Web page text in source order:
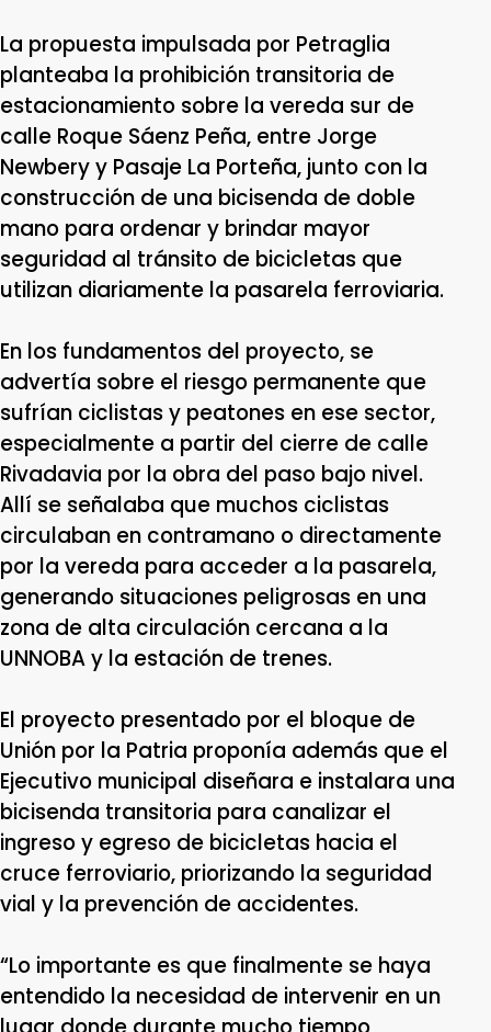
La propuesta impulsada por Petraglia
planteaba la prohibición transitoria de
estacionamiento sobre la vereda sur de
calle Roque Sáenz Peña, entre Jorge
Newbery y Pasaje La Porteña, junto con la
construcción de una bicisenda de doble
mano para ordenar y brindar mayor
seguridad al tránsito de bicicletas que
utilizan diariamente la pasarela ferroviaria.
En los fundamentos del proyecto, se
advertía sobre el riesgo permanente que
sufrían ciclistas y peatones en ese sector,
especialmente a partir del cierre de calle
Rivadavia por la obra del paso bajo nivel.
Allí se señalaba que muchos ciclistas
circulaban en contramano o directamente
por la vereda para acceder a la pasarela,
generando situaciones peligrosas en una
zona de alta circulación cercana a la
UNNOBA y la estación de trenes.
El proyecto presentado por el bloque de
Unión por la Patria proponía además que el
Ejecutivo municipal diseñara e instalara una
bicisenda transitoria para canalizar el
ingreso y egreso de bicicletas hacia el
cruce ferroviario, priorizando la seguridad
vial y la prevención de accidentes.
“Lo importante es que finalmente se haya
entendido la necesidad de intervenir en un